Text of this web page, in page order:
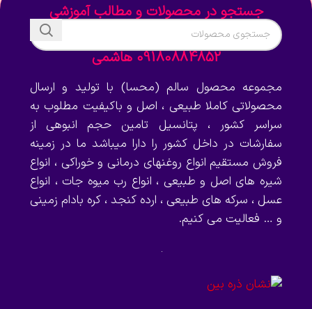
جستجو در محصولات و مطالب آموزشی
09180884852 هاشمی
مجموعه محصول سالم (محسا) با تولید و ارسال
محصولاتی کاملا طبیعی ، اصل و باکیفیت مطلوب به
سراسر کشور ، پتانسیل تامین حجم انبوهی از
سفارشات در داخل کشور را دارا میباشد ما در زمینه
فروش مستقیم انواع روغنهای درمانی و خوراکی ، انواع
شیره های اصل و طبیعی ، انواع رب میوه جات ، انواع
عسل ، سرکه های طبیعی ، ارده کنجد ، کره بادام زمینی
و … فعالیت می کنیم.